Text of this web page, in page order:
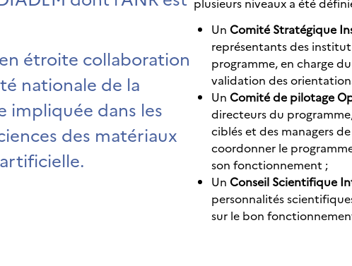
étroite collaboration
nationale de la
impliquée dans les
des matériaux
Un Comité Stratégique
représentants des
programme, en charge
validation des
Un Comité de pilotage
directeurs du
ciblés et des managers
coordonner le
son fonctionnement ;
Un Conseil Scientifique
personnalités
sur le bon